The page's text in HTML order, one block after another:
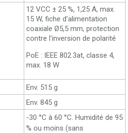
12 VCC ± 25 %, 1,25 A, max.
15 W, fiche d'alimentation
coaxiale Ø5,5 mm, protection
contre l'inversion de polarité
PoE : IEEE 802.3at, classe 4,
max. 18 W
Env. 515 g
Env. 845 g
-30 °C à 60 °C. Humidité de 95
% ou moins (sans